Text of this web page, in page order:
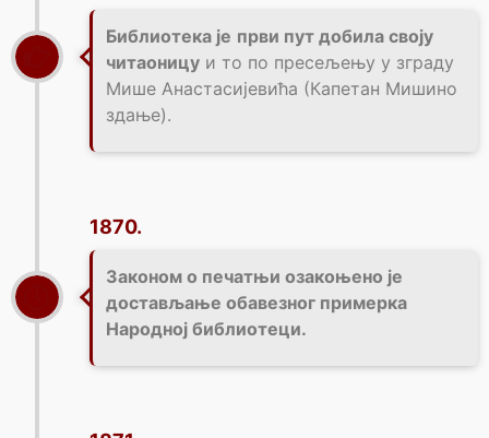
Библиотека je први пут добила своју
читаоницу и то по пресељењу у зграду
Мише Анастасијевића (Капетан Мишино
здање).
1870.
Законом о печатњи озакоњено је
достављање обавезног примерка
Народној библиотеци.